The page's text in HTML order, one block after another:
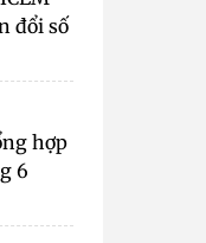
đổi số
hợp
6